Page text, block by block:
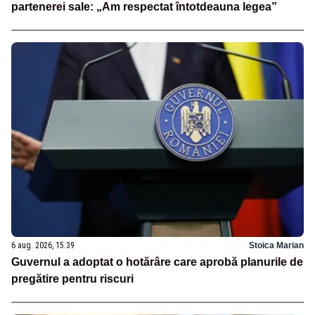
partenerei sale: „Am respectat întotdeauna legea”
6 aug. 2026, 15:39 Stoica Marian
Guvernul a adoptat o hotărâre care aprobă planurile de
pregătire pentru riscuri